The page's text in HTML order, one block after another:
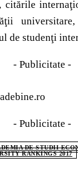
citările
de studenţi
- Publicitate -
- Publicitate -
DE STUDII
RANKINGS 2017